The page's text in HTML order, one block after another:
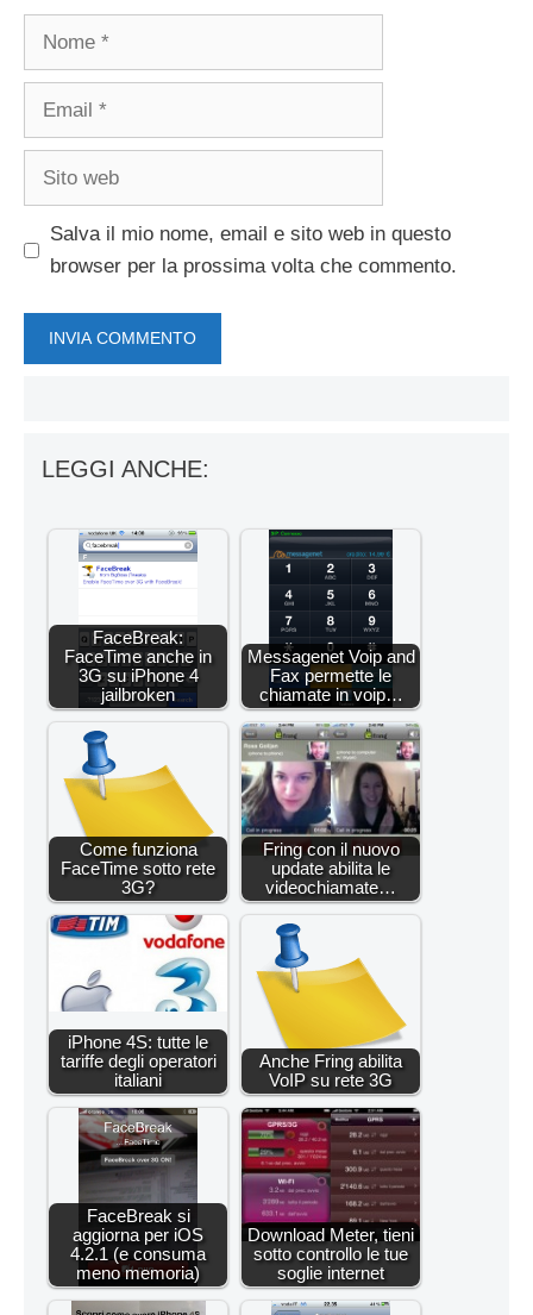
Nome
Email
Sito
Salva il mio nome, email e sito web in questo
browser per la prossima volta che commento.
LEGGI ANCHE:
FaceBreak:
FaceTime anche in
3G su iPhone 4
jailbroken
Messagenet Voip and
Fax permette le
chiamate in voip…
Come funziona
FaceTime sotto rete
3G?
Fring con il nuovo
update abilita le
videochiamate…
iPhone 4S: tutte le
tariffe degli operatori
italiani
Anche Fring abilita
VoIP su rete 3G
FaceBreak si
aggiorna per iOS
4.2.1 (e consuma
meno memoria)
Download Meter, tieni
sotto controllo le tue
soglie internet